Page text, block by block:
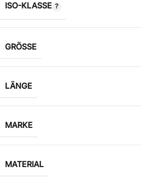
ISO-KLASSE
GRÖSSE
LÄNGE
MARKE
MATERIAL